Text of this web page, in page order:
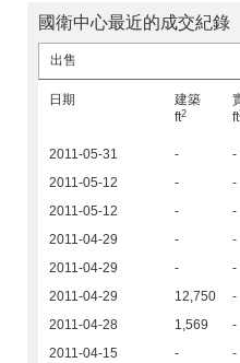
國衛中心最近的成交紀錄
出售
日期
建築
ft2
ft
2011-05-31 - -
2011-05-12
- -
2011-05-12
- -
2011-04-29
- -
2011-04-29
- -
2011-04-29
12,750 -
2011-04-28
1,569 -
2011-04-15
- -